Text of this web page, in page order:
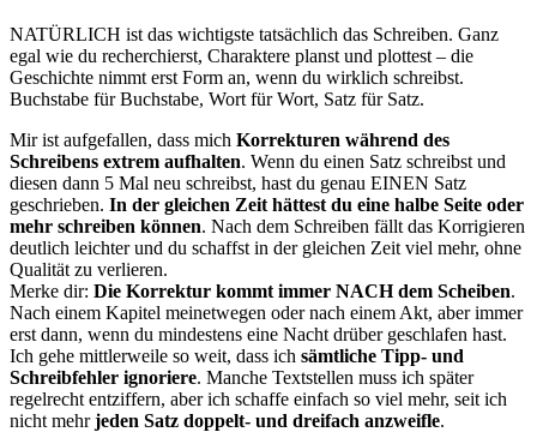
NATÜRLICH ist das wichtigste tatsächlich das Schreiben. Ganz
egal wie du recherchierst, Charaktere planst und plottest – die
Geschichte nimmt erst Form an, wenn du wirklich schreibst.
Buchstabe für Buchstabe, Wort für Wort, Satz für Satz.
Mir ist aufgefallen, dass mich Korrekturen während des
Schreibens extrem aufhalten. Wenn du einen Satz schreibst und
diesen dann 5 Mal neu schreibst, hast du genau EINEN Satz
geschrieben. In der gleichen Zeit hättest du eine halbe Seite oder
mehr schreiben können. Nach dem Schreiben fällt das Korrigieren
deutlich leichter und du schaffst in der gleichen Zeit viel mehr, ohne
Qualität zu verlieren.
Merke dir: Die Korrektur kommt immer NACH dem Scheiben.
Nach einem Kapitel meinetwegen oder nach einem Akt, aber immer
erst dann, wenn du mindestens eine Nacht drüber geschlafen hast.
Ich gehe mittlerweile so weit, dass ich sämtliche Tipp- und
Schreibfehler ignoriere. Manche Textstellen muss ich später
regelrecht entziffern, aber ich schaffe einfach so viel mehr, seit ich
nicht mehrjeden Satz doppelt- und dreifach anzweifle.